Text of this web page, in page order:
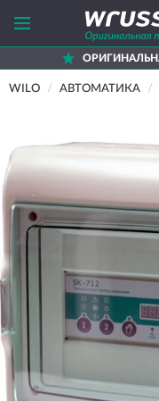
WILO АВТОМАТИКА